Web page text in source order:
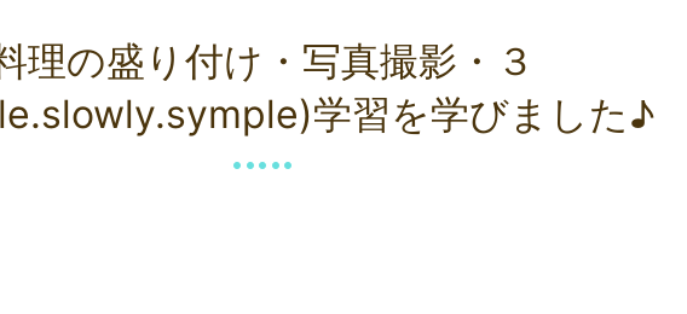
理の盛り付け・写真撮影・３
学習を学びました♪